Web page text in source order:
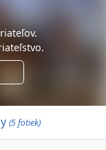
(5 fotiek)